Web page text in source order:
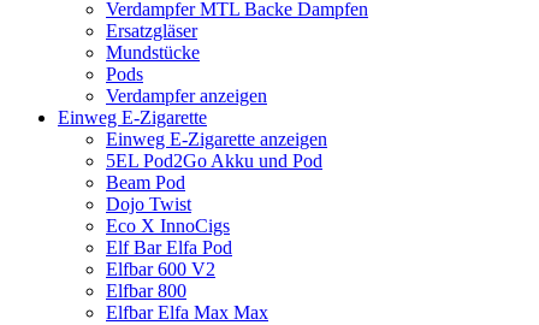
Verdampfer MTL Backe Dampfen
Ersatzgläser
Mundstücke
Pods
Verdampfer anzeigen
Einweg E-Zigarette
Einweg E-Zigarette anzeigen
5EL Pod2Go Akku und Pod
Beam Pod
Dojo Twist
Eco X InnoCigs
Elf Bar Elfa Pod
Elfbar 600 V2
Elfbar 800
Elfbar Elfa Max Max